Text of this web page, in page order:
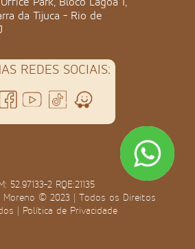
da Tijuca - Rio de
REDES SOCIAIS:
52.97133-2 RQE:21135
Moreno © 2023 | Todos os Direitos
| Política de Privacidade